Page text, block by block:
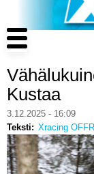
Main
navigation
Kustaa
3.12.2025 - 16:09
Teksti
Xracing